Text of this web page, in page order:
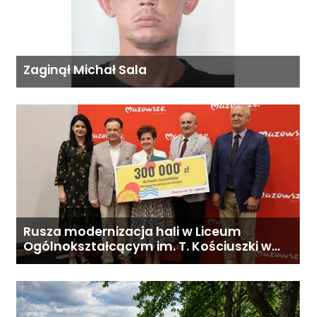
Zaginął Michał Sala
Rusza modernizacja hali w Liceum
Ogólnokształcącym im. T. Kościuszki w
Gostyninie